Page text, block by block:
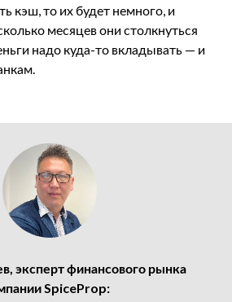
кэш, то их будет немного, и
месяцев они столкнуться
надо куда-то вкладывать — и
эксперт финансового рынка
SpiceProp: